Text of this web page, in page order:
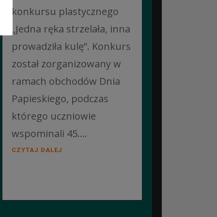
konkursu plastycznego
„Jedna ręka strzelała, inna
prowadziła kulę”. Konkurs
został zorganizowany w
ramach obchodów Dnia
Papieskiego, podczas
którego uczniowie
wspominali 45....
CZYTAJ DALEJ